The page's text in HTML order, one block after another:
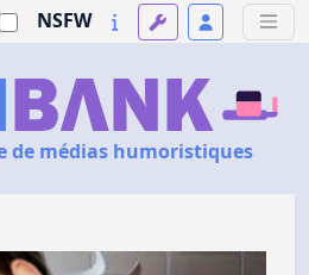
NSFW
de médias humoristiques